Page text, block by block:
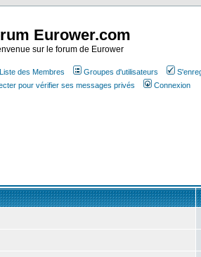
Eurower.com
sur le forum de Eurower
Liste des Membres Groupes d'utilisateurs
pour vérifier ses messages privés Connexion